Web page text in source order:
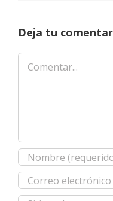
Deja tu
Comentar